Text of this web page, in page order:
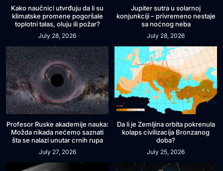
Kako naučnici utvrđuju da li su
klimatske promene pogoršale
toplotni talas, oluju ili požar?
July 28, 2026
Jupiter sutra u solarnoj
konjunkciji – privremeno nestaje
sa noćnog neba
July 28, 2026
Profesor Ruske akademije nauka:
Možda nikada nećemo saznati
šta se nalazi unutar crnih rupa
July 27, 2026
Da li je Zemljina orbita pokrenula
kolaps civilizacija Bronzanog
doba?
July 25, 2026